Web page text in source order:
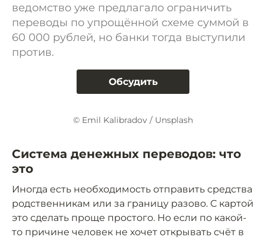
ведомство уже предлагало ограничить
переводы по упрощённой схеме суммой в
60 000 рублей, но банки тогда выступили
против.
Обсудить
© Emil Kalibradov / Unsplash
Система денежных переводов: что
это
Иногда есть необходимость отправить средства
родственникам или за границу разово. С картой
это сделать проще простого. Но если по какой-
то причине человек не хочет открывать счёт в